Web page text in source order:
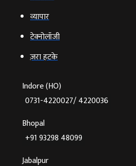
व्‍यापार
टेक्‍नोलॉजी
ज़रा हटके
Indore (HO)
0731-4220027/ 4220036
Bhopal
+91 93298 48099
Jabalpur